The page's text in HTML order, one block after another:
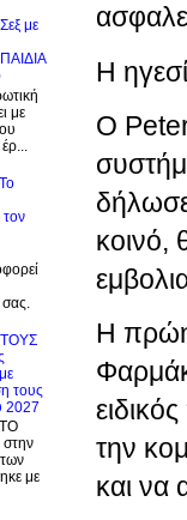
Η
Ο
κοινό,
Η
την
και να
με
με
σας.
τους
2027
με